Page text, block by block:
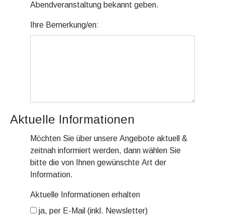
Abendveranstaltung bekannt geben.
Ihre Bemerkung/en:
Aktuelle Informationen
Möchten Sie über unsere Angebote aktuell &
zeitnah informiert werden, dann wählen Sie
bitte die von Ihnen gewünschte Art der
Information.
Aktuelle Informationen erhalten
ja, per E-Mail (inkl. Newsletter)